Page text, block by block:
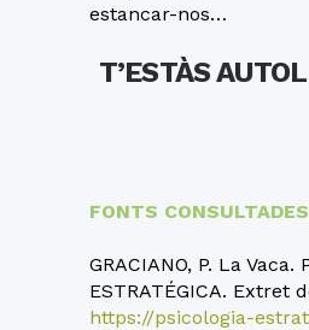
estancar-nos…
T’ESTÀS
FONTS CONSULTADES
GRACIANO, P. La Vaca.
ESTRATÉGICA. Extret
https://psicologia-